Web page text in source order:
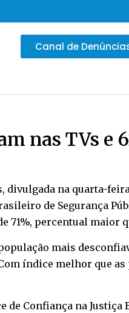
Canal de
nas TVs e
na quarta-
de Segurança
71%, percentual maior
mais
índice melhor que
Confiança na Justiça